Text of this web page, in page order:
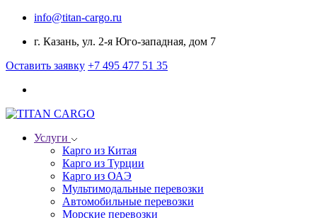
info@titan-cargo.ru
г. Казань, ул. 2-я Юго-западная, дом 7
Оставить заявку +7 495 477 51 35
Услуги
Карго из Китая
Карго из Турции
Карго из ОАЭ
Мультимодальные перевозки
Автомобильные перевозки
Морские перевозки